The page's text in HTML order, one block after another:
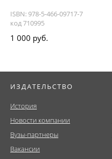
ISBN: 978-5-466-09717-7
код 710995
1 000 руб.
ИЗДАТЕЛЬСТВО
История
Новости компании
Вузы-партнеры
Вакансии